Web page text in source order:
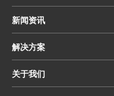
新闻资讯
解决方案
关于我们